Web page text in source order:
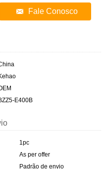
Fale Conosco
E400B
1pc
As per offer
Padrão de envio